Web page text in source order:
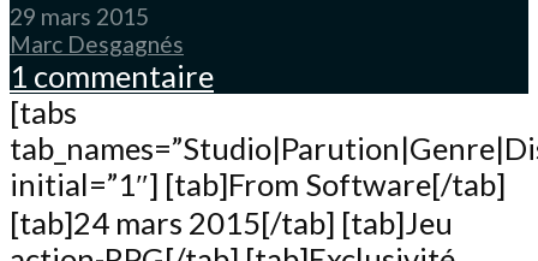
29 mars 2015
Marc Desgagnés
1 commentaire
[tabs
initial=”1″] [tab]From Software[/tab]
[tab]24 mars 2015[/tab] [tab]Jeu